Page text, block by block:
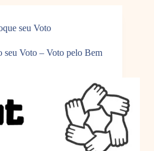
seu Voto
seu Voto – Voto pelo Bem